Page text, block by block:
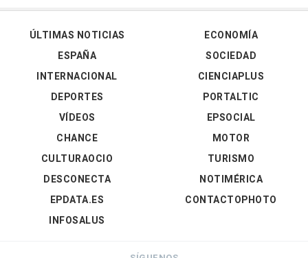
ÚLTIMAS NOTICIAS
ESPAÑA
INTERNACIONAL
DEPORTES
VÍDEOS
ECONOMÍA
SOCIEDAD
CIENCIAPLUS
PORTALTIC
EPSOCIAL
CHANCE
CULTURAOCIO
DESCONECTA
EPDATA.ES
INFOSALUS
MOTOR
TURISMO
NOTIMÉRICA
CONTACTOPHOTO